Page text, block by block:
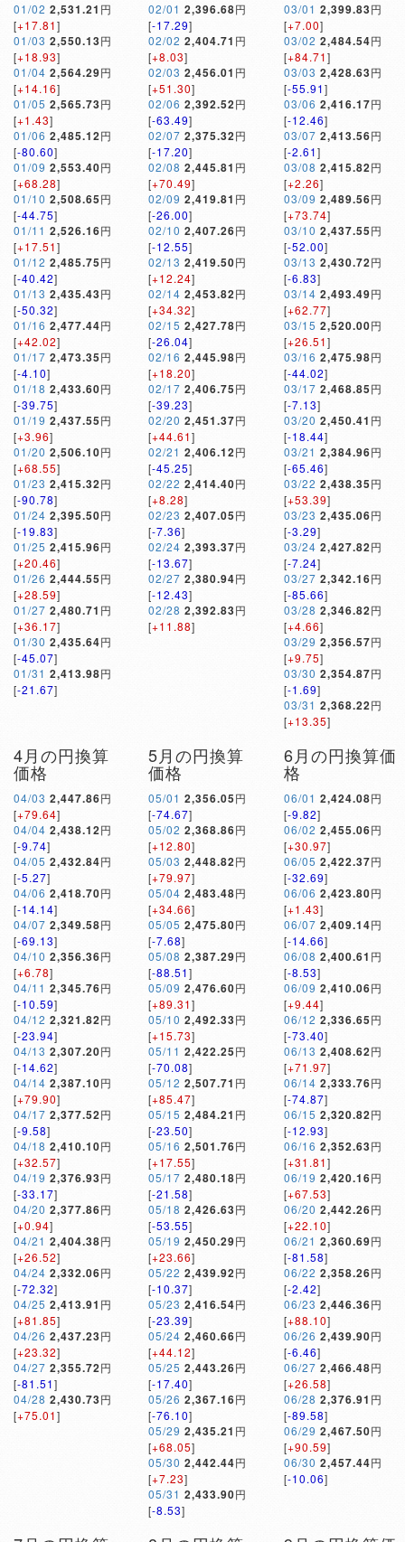
01/02 2,531.21 円
[+17.81]
01/03 2,550.13円
[+18.93]
01/04 2,564.29円
[+14.16]
01/05 2,565.73円
[+1.43]
01/06 2,485.12円
[-80.60]
01/09 2,553.40円
[+68.28]
01/10 2,508.65円
[-44.75]
01/11 2,526.16円
[+17.51]
01/12 2,485.75円
[-40.42]
01/13 2,435.43円
[-50.32]
01/16 2,477.44円
[+42.02]
01/17 2,473.35円
[-4.10]
01/18 2,433.60円
[-39.75]
01/19 2,437.55円
[+3.96]
01/20 2,506.10円
[+68.55]
01/23 2,415.32円
[-90.78]
01/24 2,395.50円
[-19.83]
01/25 2,415.96円
[+20.46]
01/26 2,444.55円
[+28.59]
01/27 2,480.71 円
[+36.17]
01/30 2,435.64円
[-45.07]
01/31 2,413.98円
[-21.67]
02/01 2,396.68円
[-17.29]
02/02 2,404.71 円
[+8.03]
02/03 2,456.01 円
[+51.30]
02/06 2,392.52円
[-63.49]
02/07 2,375.32円
[-17.20]
02/08 2,445.81 円
[+70.49]
02/09 2,419.81 円
[-26.00]
02/10 2,407.26円
[-12.55]
02/13 2,419.50円
[+12.24]
02/14 2,453.82円
[+34.32]
02/15 2,427.78円
[-26.04]
02/16 2,445.98円
[+18.20]
02/17 2,406.75円
[-39.23]
02/20 2,451.37円
[+44.61]
02/21 2,406.12円
[-45.25]
02/22 2,414.40円
[+8.28]
02/23 2,407.05円
[-7.36]
02/24 2,393.37円
[-13.67]
02/27 2,380.94円
[-12.43]
02/28 2,392.83円
[+11.88]
03/01 2,399.83円
[+7.00]
03/02 2,484.54円
[+84.71]
03/03 2,428.63円
[-55.91]
03/06 2,416.17円
[-12.46]
03/07 2,413.56円
[-2.61]
03/08 2,415.82円
[+2.26]
03/09 2,489.56円
[+73.74]
03/10 2,437.55円
[-52.00]
03/13 2,430.72円
[-6.83]
03/14 2,493.49円
[+62.77]
03/15 2,520.00円
[+26.51]
03/16 2,475.98円
[-44.02]
03/17 2,468.85円
[-7.13]
03/20 2,450.41 円
[-18.44]
03/21 2,384.96円
[-65.46]
03/22 2,438.35円
[+53.39]
03/23 2,435.06円
[-3.29]
03/24 2,427.82円
[-7.24]
03/27 2,342.16円
[-85.66]
03/28 2,346.82円
[+4.66]
03/29 2,356.57円
[+9.75]
03/30 2,354.87円
[-1.69]
03/31 2,368.22円
[+13.35]
4月の円換算
価格
04/03 2,447.86円
[+79.64]
04/04 2,438.12円
[-9.74]
04/05 2,432.84円
[-5.27]
04/06 2,418.70円
[-14.14]
04/07 2,349.58円
[-69.13]
04/10 2,356.36円
[+6.78]
04/11 2,345.76円
[-10.59]
04/12 2,321.82円
[-23.94]
04/13 2,307.20円
[-14.62]
04/14 2,387.10円
[+79.90]
04/17 2,377.52円
[-9.58]
04/18 2,410.10円
[+32.57]
04/19 2,376.93円
[-33.17]
04/20 2,377.86円
[+0.94]
04/21 2,404.38円
[+26.52]
04/24 2,332.06円
[-72.32]
04/25 2,413.91 円
[+81.85]
04/26 2,437.23円
[+23.32]
04/27 2,355.72円
[-81.51]
04/28 2,430.73円
[+75.01]
5月の円換算
価格
05/01 2,356.05円
[-74.67]
05/02 2,368.86円
[+12.80]
05/03 2,448.82円
[+79.97]
05/04 2,483.48円
[+34.66]
05/05 2,475.80円
[-7.68]
05/08 2,387.29円
[-88.51]
05/09 2,476.60円
[+89.31]
05/10 2,492.33円
[+15.73]
05/11 2,422.25円
[-70.08]
05/12 2,507.71 円
[+85.47]
05/15 2,484.21 円
[-23.50]
05/16 2,501.76円
[+17.55]
05/17 2,480.18円
[-21.58]
05/18 2,426.63円
[-53.55]
05/19 2,450.29円
[+23.66]
05/22 2,439.92円
[-10.37]
05/23 2,416.54円
[-23.39]
05/24 2,460.66円
[+44.12]
05/25 2,443.26円
[-17.40]
05/26 2,367.16円
[-76.10]
05/29 2,435.21 円
[+68.05]
05/30 2,442.44円
[+7.23]
05/31 2,433.90円
[-8.53]
6月の円換算価
格
06/01 2,424.08円
[-9.82]
06/02 2,455.06円
[+30.97]
06/05 2,422.37円
[-32.69]
06/06 2,423.80円
[+1.43]
06/07 2,409.14円
[-14.66]
06/08 2,400.61 円
[-8.53]
06/09 2,410.06円
[+9.44]
06/12 2,336.65円
[-73.40]
06/13 2,408.62円
[+71.97]
06/14 2,333.76円
[-74.87]
06/15 2,320.82円
[-12.93]
06/16 2,352.63円
[+31.81]
06/19 2,420.16円
[+67.53]
06/20 2,442.26円
[+22.10]
06/21 2,360.69円
[-81.58]
06/22 2,358.26円
[-2.42]
06/23 2,446.36円
[+88.10]
06/26 2,439.90円
[-6.46]
06/27 2,466.48円
[+26.58]
06/28 2,376.91 円
[-89.58]
06/29 2,467.50円
[+90.59]
06/30 2,457.44円
[-10.06]